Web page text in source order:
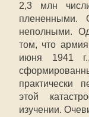
2,3 млн
плененными.
неполными.
том, что
июня 1941
практически
этой
изучении.